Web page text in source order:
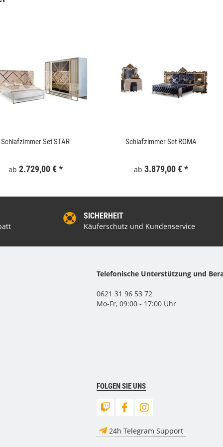
Schlafzimmer Set STAR
ab 2.729,00 € *
Schlafzimmer Set ROMA
ab 3.879,00 € *
Gartentor WPC 100x180 cm Grau
Keramik
SICHERHEIT
Käuferschutz und Kundenservice
Telefonische Unterstützung und
0621 31 96 53 72
Mo-Fr, 09:00 - 17:00 Uhr
FOLGEN SIE UNS
24h Telegram Support